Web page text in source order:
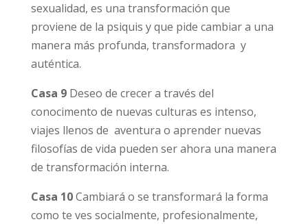
sexualidad, es una transformación que
proviene de la psiquis y que pide cambiar a una
manera más profunda, transformadora y
auténtica.
Casa 9Deseo de crecer a través del
conocimento de nuevas culturas es intenso,
viajes llenos de aventura o aprender nuevas
filosofías de vida pueden ser ahora una manera
de transformación interna.
Casa 10Cambiará o se transformará la forma
como te ves socialmente, profesionalmente,